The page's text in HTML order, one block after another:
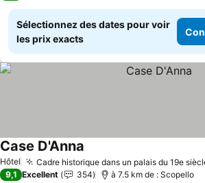
Sélectionnez des dates pour voir
les prix exacts
Hôtel Cadre historique dans un palais du 19e
Case D'Anna
9,1 Excellent 354 à 7.5 km de : Scopello